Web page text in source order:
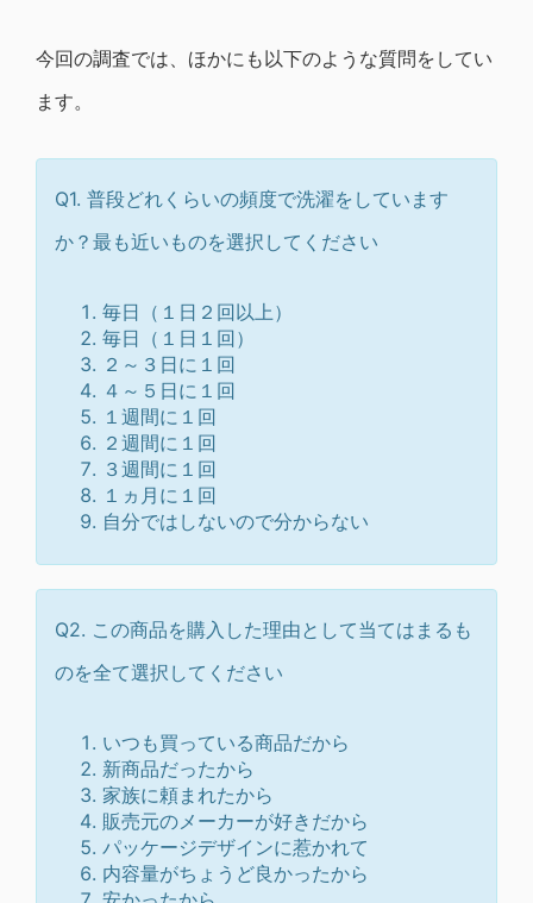
今回の調査では、ほかにも以下のような質問をしてい
ます。
Q1. 普段どれくらいの頻度で洗濯をしています
か？最も近いものを選択してください
毎日（１日２回以上）
毎日（１日１回）
２～３日に１回
４～５日に１回
１週間に１回
２週間に１回
３週間に１回
１ヵ月に１回
自分ではしないので分からない
Q2. この商品を購入した理由として当てはまるも
のを全て選択してください
いつも買っている商品だから
新商品だったから
家族に頼まれたから
販売元のメーカーが好きだから
パッケージデザインに惹かれて
内容量がちょうど良かったから